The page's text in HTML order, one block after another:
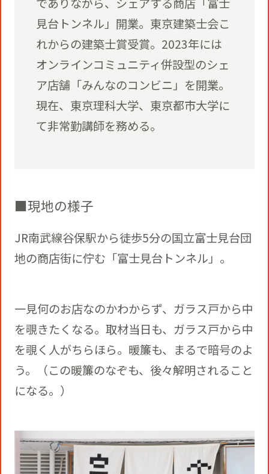
見台トンネル」開業。東京建築士会こ
れからの建築士賞受賞。2023年には
オンラインコミュニティ併設型のシェ
ア店舗「みんなのコンビニ」を開業。
現在、東京理科大学、東京都市大学に
て非常勤講師を務める。
■現地の様子
JR南武線谷保駅から徒歩5分の国立富士見台団
地の商店街に佇む「富士見台トンネル」。
一見何のお店なのかわからず、ガラス戸から中
を覗きたくなる。取材当日も、ガラス戸から中
を覗く人がちらほら。暖簾も、まるで暗号のよ
う。（この暖簾のなぞも、後々解明されること
になる。）